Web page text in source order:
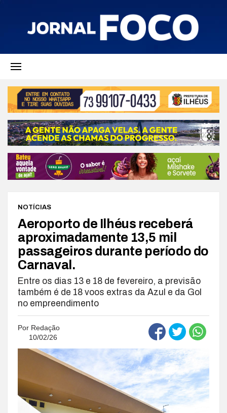
NOTÍCIAS
Aeroporto de Ilhéus receberá
aproximadamente 13,5 mil
passageiros durante período do
Carnaval.
Entre os dias 13 e 18 de fevereiro, a previsão
também é de 18 voos extras da Azul e da Gol
no empreendimento
Por Redação
10/02/26